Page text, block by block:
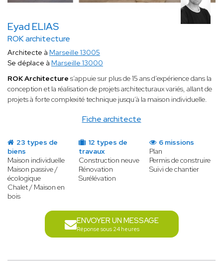
Eyad ELIAS
ROK architecture
Fiche architecte
Architecte à Marseille 13005
Se déplace à Marseille 13000
ROK Architecture s’appuie sur plus de 15 ans d’expérience dans la
conception et la réalisation de projets architecturaux variés, allant de
projets à forte complexité technique jusqu’à la maison individuelle.
23 types de
biens
Maison individuelle
Maison passive /
écologique
Chalet / Maison en
bois
12 types de
travaux
Construction neuve
Rénovation
Surélévation
6 missions
Plan
Permis de construire
Suivi de chantier
ENVOYER UN MESSAGE
Réponse sous 24 heures